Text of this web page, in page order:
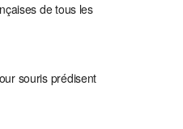
de tous les
souris prédisent